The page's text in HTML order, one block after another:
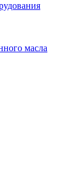
масла